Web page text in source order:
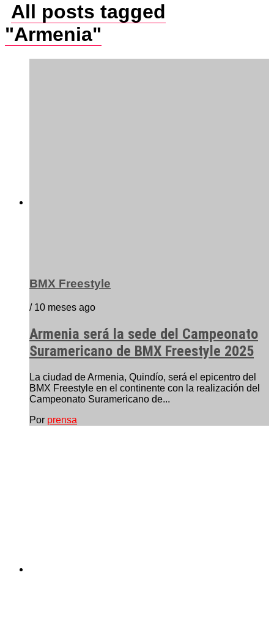
All posts tagged
"Armenia"
BMX Freestyle
/ 10 meses ago
Armenia será la sede del Campeonato
Suramericano de BMX Freestyle 2025
La ciudad de Armenia, Quindío, será el epicentro del
BMX Freestyle en el continente con la realización del
Campeonato Suramericano de...
Por prensa